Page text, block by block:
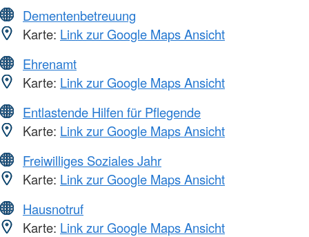
Dementenbetreuung
Karte: Link zur Google Maps Ansicht
Ehrenamt
Karte: Link zur Google Maps Ansicht
Entlastende Hilfen für Pflegende
Karte: Link zur Google Maps Ansicht
Freiwilliges Soziales Jahr
Karte: Link zur Google Maps Ansicht
Hausnotruf
Karte: Link zur Google Maps Ansicht